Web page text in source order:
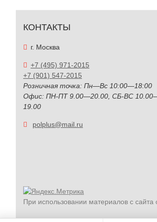
КОНТАКТЫ
г. Москва
+7 (495) 971-2015
+7 (901) 547-2015
Розничная точка: Пн—Вс 10:00—18:00
Офис: ПН-ПТ 9.00—20.00, СБ-ВС
19.00
polplus@mail.ru
При использовании материалов с сайта